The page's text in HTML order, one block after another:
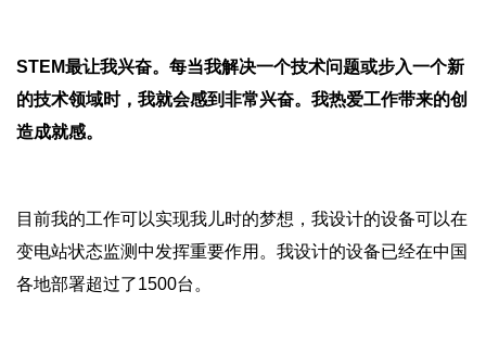
STEM最让我兴奋。每当我解决一个技术问题或步入一个新
的技术领域时，我就会感到非常兴奋。我热爱工作带来的创
造成就感。
目前我的工作可以实现我儿时的梦想，我设计的设备可以在
变电站状态监测中发挥重要作用。我设计的设备已经在中国
各地部署超过了1500台。